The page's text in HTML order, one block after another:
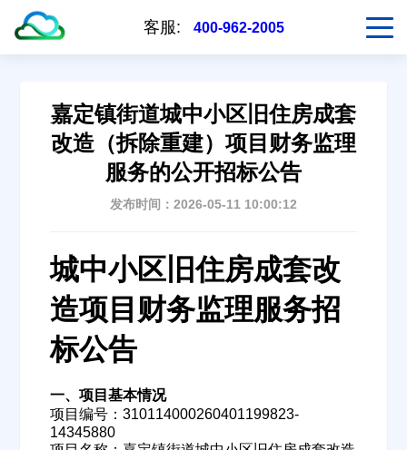
客服: 400-962-2005
嘉定镇街道城中小区旧住房成套
改造（拆除重建）项目财务监理
服务的公开招标公告
发布时间：2026-05-11 10:00:12
城中小区旧住房成套改
造项目财务监理服务招
标公告
一、项目基本情况
项目编号：310114000260401199823-
14345880